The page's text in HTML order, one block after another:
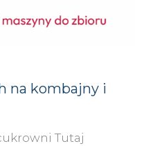
na kombajny i
Tutaj